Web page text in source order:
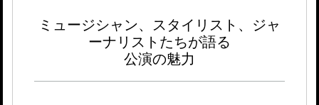
ミュージシャン、スタイリスト、ジャ
ーナリストたちが語る
公演の魅力